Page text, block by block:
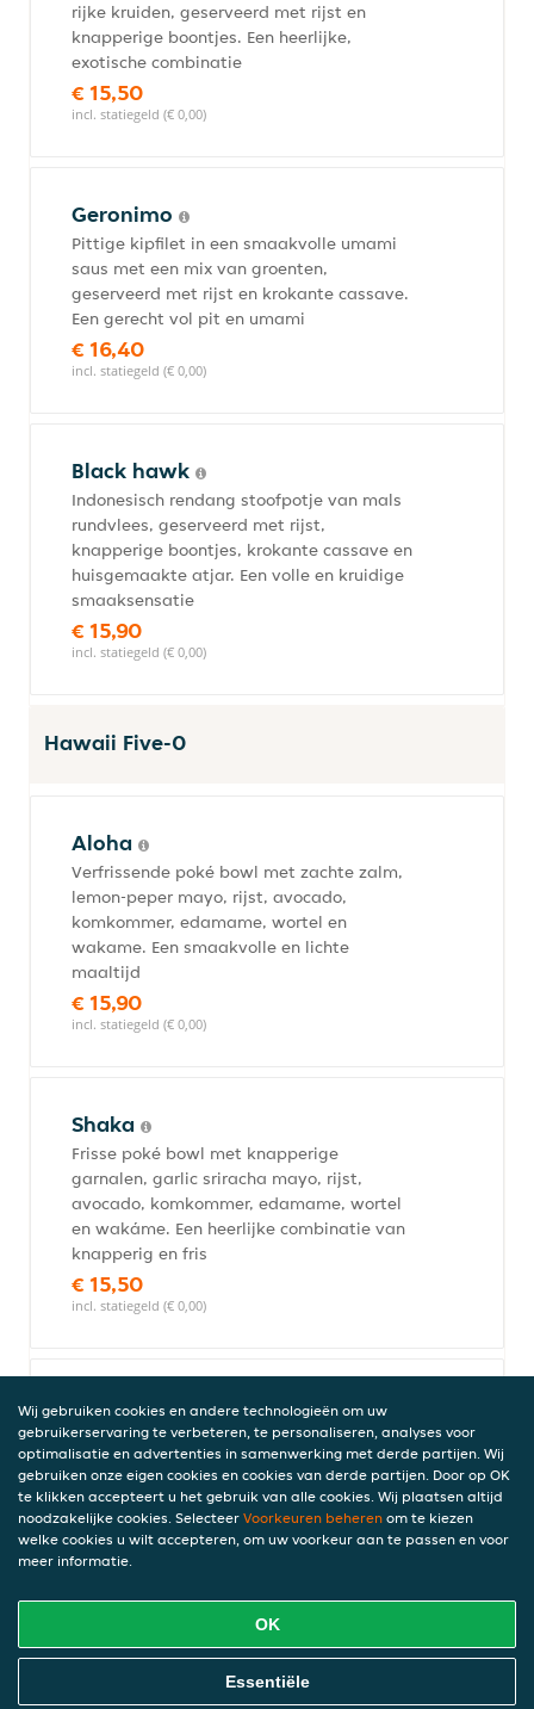
rijke kruiden, geserveerd met rijst en
knapperige boontjes. Een heerlijke,
exotische combinatie
€ 15,50
incl. statiegeld (€ 0,00)
Geronimo
Pittige kipfilet in een smaakvolle umami
saus met een mix van groenten,
geserveerd met rijst en krokante cassave.
Een gerecht vol pit en umami
€ 16,40
incl. statiegeld (€ 0,00)
Black hawk
Indonesisch rendang stoofpotje van mals
rundvlees, geserveerd met rijst,
knapperige boontjes, krokante cassave en
huisgemaakte atjar. Een volle en kruidige
smaaksensatie
€ 15,90
incl. statiegeld (€ 0,00)
Hawaii Five-0
Aloha
Verfrissende poké bowl met zachte zalm,
lemon-peper mayo, rijst, avocado,
komkommer, edamame, wortel en
wakame. Een smaakvolle en lichte
maaltijd
€ 15,90
incl. statiegeld (€ 0,00)
Shaka
Frisse poké bowl met knapperige
garnalen, garlic sriracha mayo, rijst,
avocado, komkommer, edamame, wortel
en wakáme. Een heerlijke combinatie van
knapperig en fris
€ 15,50
incl. statiegeld (€ 0,00)
Hula
Heerlijke poké bowl met krokante kip,
garlic sriracha mayo, rijst, avocado,
komkommer, edamame, wortel en
wakáme. Een perfecte balans tussen fris
en knapperig
€ 15,50
Online Eten Bestellen
Wij gebruiken cookies en andere technologieën om uw
gebruikerservaring te verbeteren, te personaliseren, analyses voor
optimalisatie en advertenties in samenwerking met derde partijen. Wij
gebruiken onze eigen cookies en cookies van derde partijen. Door op OK
te klikken accepteert u het gebruik van alle cookies. Wij plaatsen altijd
noodzakelijke cookies. Selecteer Voorkeuren beheren om te kiezen
welke cookies u wilt accepteren, om uw voorkeur aan te passen en voor
meer informatie.
OK
Essentiële